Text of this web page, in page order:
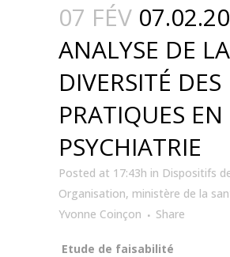
07 FÉV
ANALYSE DE LA
DIVERSITÉ DES
PRATIQUES EN
PSYCHIATRIE
Posted at 17:43h in Dispositifs
Organisation, ministère de la
Yvonne Coinçon
Share
Etude de faisabilité